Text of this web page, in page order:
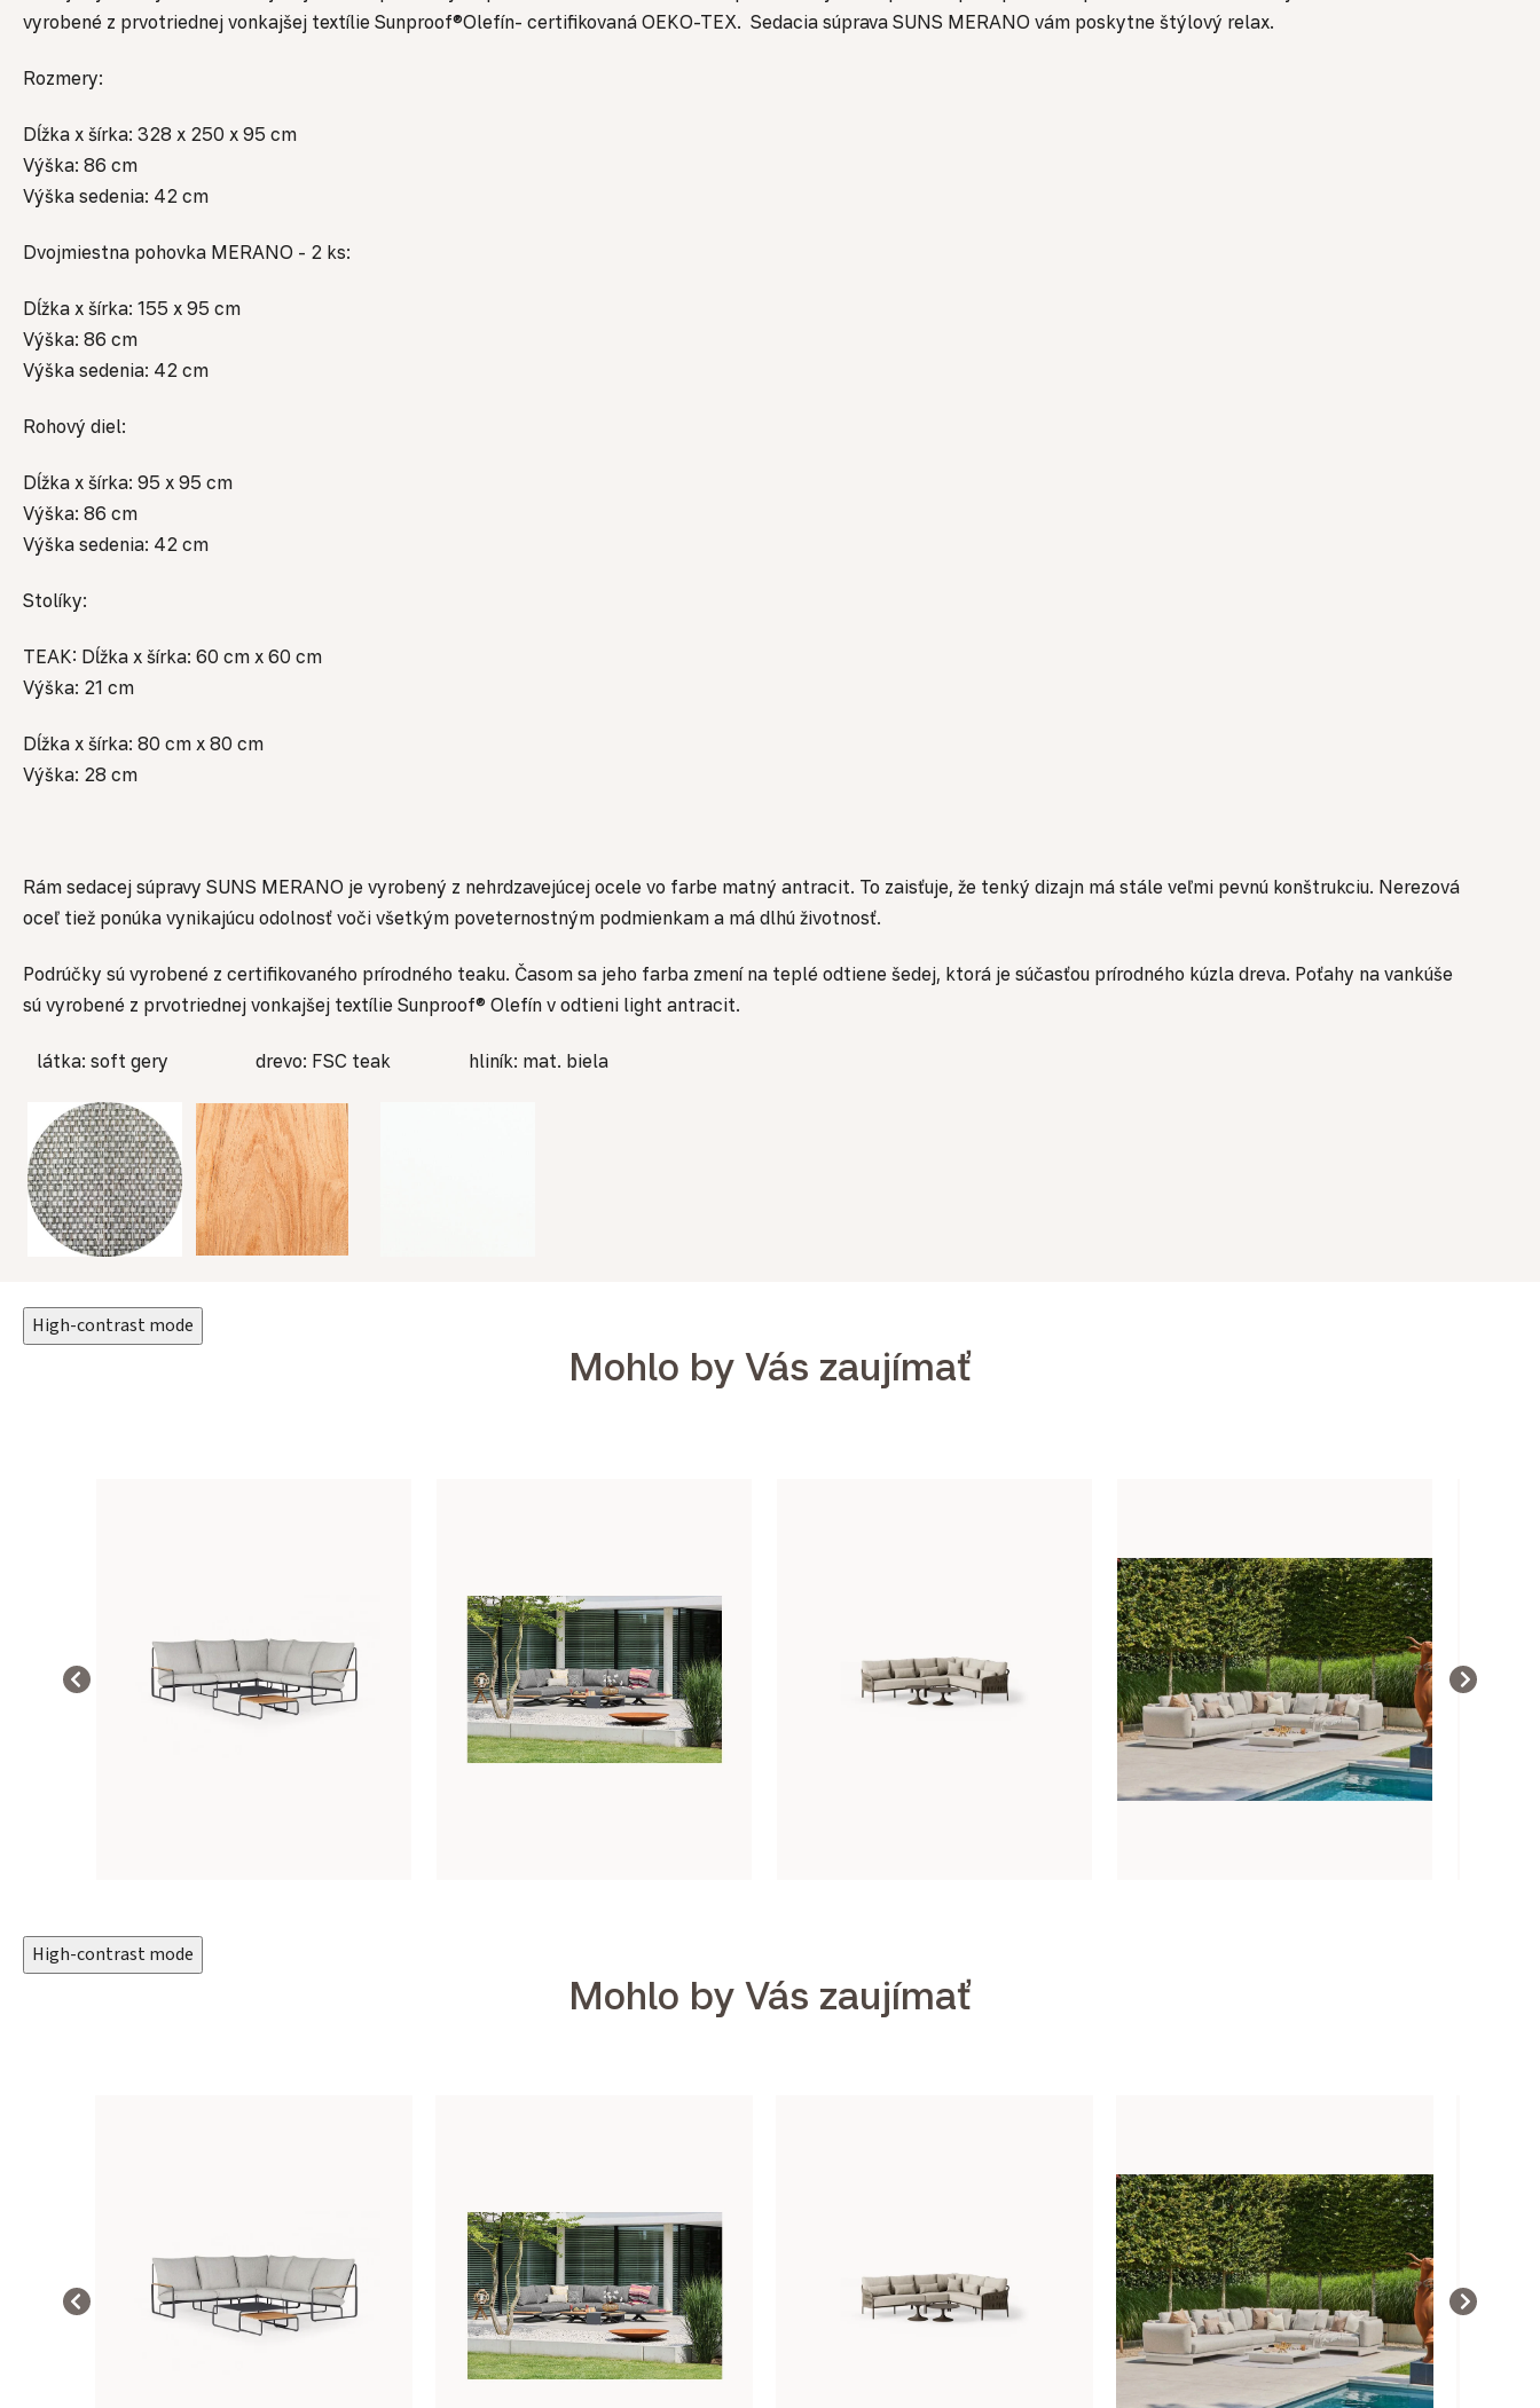
vyrobené z prvotriednej vonkajšej textílie Sunproof®Olefín- certifikovaná OEKO-TEX. Sedacia súprava SUNS MERANO vám poskytne štýlový relax.
Rozmery:
Dĺžka x šírka: 328 x 250 x 95 cm
Výška: 86 cm
Výška sedenia: 42 cm
Dvojmiestna pohovka MERANO - 2 ks:
Dĺžka x šírka: 155 x 95 cm
Výška: 86 cm
Výška sedenia: 42 cm
Rohový diel:
Dĺžka x šírka: 95 x 95 cm
Výška: 86 cm
Výška sedenia: 42 cm
Stolíky:
TEAK: Dĺžka x šírka: 60 cm x 60 cm
Výška: 21 cm
Dĺžka x šírka: 80 cm x 80 cm
Výška: 28 cm
Rám sedacej súpravy SUNS MERANO je vyrobený z nehrdzavejúcej ocele vo farbe matný antracit. To zaisťuje, že tenký dizajn má stále veľmi pevnú konštrukciu. Nerezová
oceľ tiež ponúka vynikajúcu odolnosť voči všetkým poveternostným podmienkam a má dlhú životnosť.
Podrúčky sú vyrobené z certifikovaného prírodného teaku. Časom sa jeho farba zmení na teplé odtiene šedej, ktorá je súčasťou prírodného kúzla dreva. Poťahy na vankúše
sú vyrobené z prvotriednej vonkajšej textílie Sunproof® Olefín v odtieni light antracit.
látka: soft gery drevo: FSC teak hliník: mat. biela
High-contrast mode
Mohlo by Vás zaujímať
High-contrast mode
Mohlo by Vás zaujímať